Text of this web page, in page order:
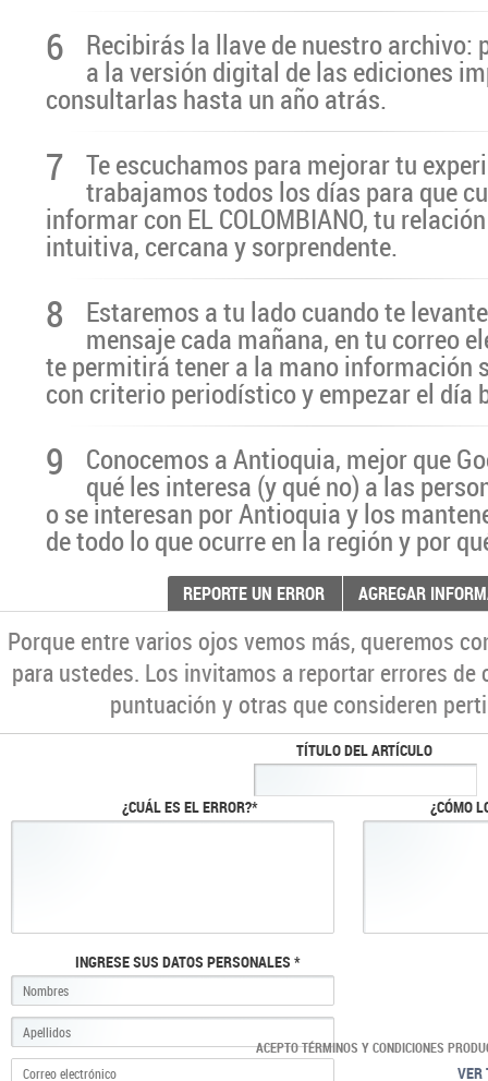
6 Recibirás la llave de nuestro archivo:
a la versión digital de las ediciones
consultarlas hasta un año atrás.
7 Te escuchamos para mejorar tu
trabajamos todos los días para que
informar con EL COLOMBIANO, tu
intuitiva, cercana y sorprendente.
8 Estaremos a tu lado cuando te
mensaje cada mañana, en tu correo
te permitirá tener a la mano información
con criterio periodístico y empezar el día
9 Conocemos a Antioquia, mejor que
qué les interesa (y qué no) a las
o se interesan por Antioquia y los
de todo lo que ocurre en la región y por
REPORTE UN ERROR AGREGAR
Porque entre varios ojos vemos más, queremos
para ustedes. Los invitamos a reportar errores
puntuación y otras que consideren
TÍTULO DEL ARTÍCULO
¿CUÁL ES EL ERROR?* ¿CÓMO
INGRESE SUS DATOS PERSONALES *
ACEPTO TÉRMINOS Y CONDICIONES
VER